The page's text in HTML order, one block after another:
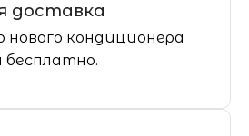
доставка
кондиционера